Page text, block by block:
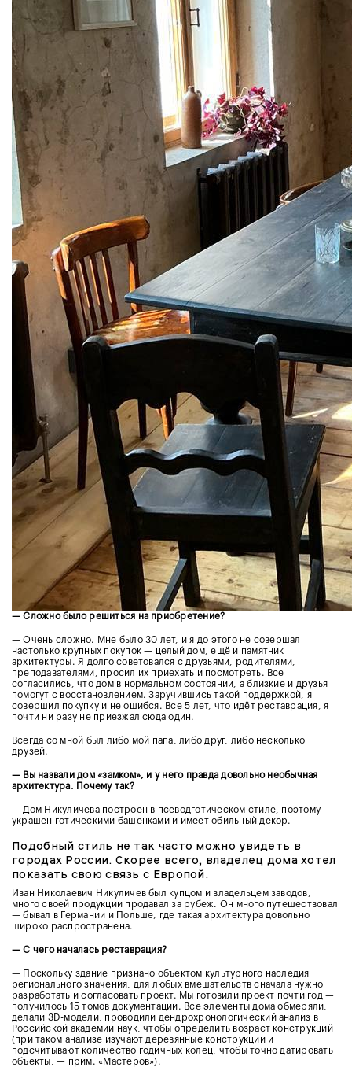
— Сложно было решиться на приобретение?
— Очень сложно. Мне было 30 лет, и я до этого не совершал
настолько крупных покупок — целый дом, ещё и памятник
архитектуры. Я долго советовался с друзьями, родителями,
преподавателями, просил их приехать и посмотреть. Все
согласились, что дом в нормальном состоянии, а близкие и друзья
помогут с восстановлением. Заручившись такой поддержкой, я
совершил покупку и не ошибся. Все 5 лет, что идёт реставрация, я
почти ни разу не приезжал сюда один.
Всегда со мной был либо мой папа, либо друг, либо несколько
друзей.
— Вы назвали дом «замком», и у него правда довольно необычная
архитектура. Почему так?
— Дом Никуличева построен в псеводготическом стиле, поэтому
украшен готическими башенками и имеет обильный декор.
Подобный стиль не так часто можно увидеть в
городах России. Скорее всего, владелец дома хотел
показать свою связь с Европой.
Иван Николаевич Никуличев был купцом и владельцем заводов,
много своей продукции продавал за рубеж. Он много путешествовал
— бывал в Германии и Польше, где такая архитектура довольно
широко распространена.
— С чего началась реставрация?
— Поскольку здание признано объектом культурного наследия
регионального значения, для любых вмешательств сначала нужно
разработать и согласовать проект. Мы готовили проект почти год —
получилось 15 томов документации. Все элементы дома обмеряли,
делали 3D-модели, проводили дендрохронологический анализ в
Российской академии наук, чтобы определить возраст конструкций
(при таком анализе изучают деревянные конструкции и
подсчитывают количество годичных колец, чтобы точно датировать
объекты, — прим. «Мастеров»).